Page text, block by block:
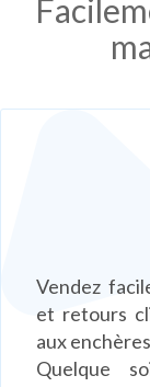
Vendez
et retours
aux
Quelque